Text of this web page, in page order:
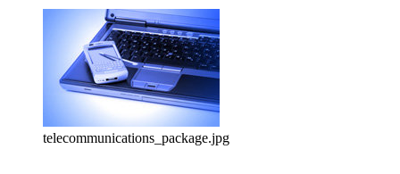
telecommunications_package.jpg